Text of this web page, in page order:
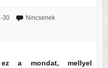
30
Nincsenek
a mondat, mellyel